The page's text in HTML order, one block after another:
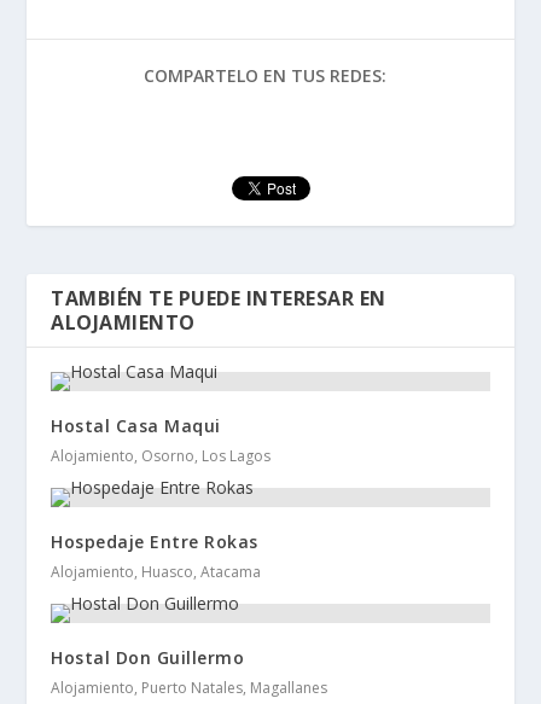
COMPARTELO EN TUS REDES:
TAMBIÉN TE PUEDE INTERESAR EN
ALOJAMIENTO
Hostal Casa Maqui
Alojamiento, Osorno, Los Lagos
Hospedaje Entre Rokas
Alojamiento, Huasco, Atacama
Hostal Don Guillermo
Alojamiento, Puerto Natales, Magallanes